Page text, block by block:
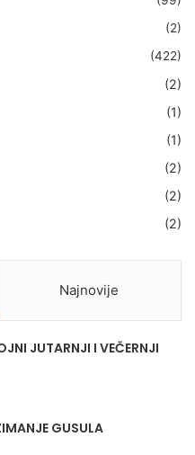
(2)
(422)
(2)
(1)
(1)
(2)
(2)
(2)
Najnovije
JUTARNJI I VEČERNJI
GUSULA